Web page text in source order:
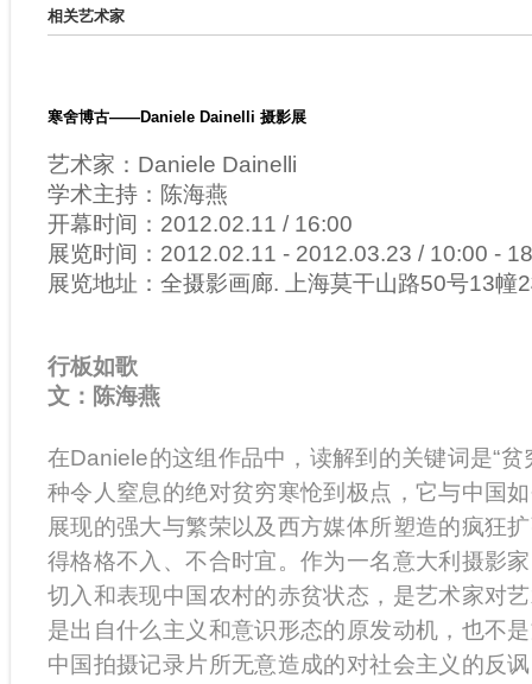
相关艺术家
寒舍博古——Daniele Dainelli 摄影展
艺术家：Daniele Dainelli
学术主持：陈海燕
开幕时间：2012.02.11 / 16:00
展览时间：2012.02.11 - 2012.03.23 / 10:00 -
展览地址：全摄影画廊. 上海莫干山路50号13幢
行板如歌
文：陈海燕
在Daniele的这组作品中，读解到的关键词是“贫
种令人窒息的绝对贫穷寒怆到极点，它与中国
展现的强大与繁荣以及西方媒体所塑造的疯狂
得格格不入、不合时宜。作为一名意大利摄影
切入和表现中国农村的赤贫状态，是艺术家对
是出自什么主义和意识形态的原发动机，也不
中国拍摄记录片所无意造成的对社会主义的反